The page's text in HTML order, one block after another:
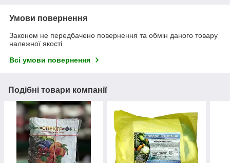
Умови повернення
Законом не передбачено повернення та обмін даного товару
належної якості
Всі умови повернення
Подібні товари компанії